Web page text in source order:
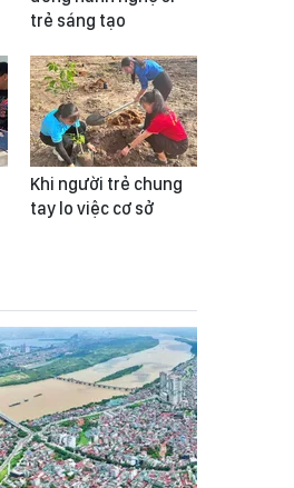
trẻ sáng tạo
Khi người trẻ chung
tay lo việc cơ sở